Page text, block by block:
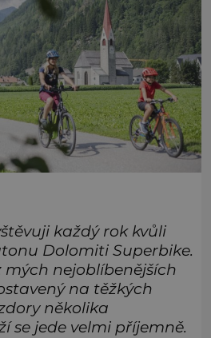
každý rok kvůli
Dolomiti Superbike.
mých nejoblíbenějších
na těžkých
několika
se jede velmi příjemně.